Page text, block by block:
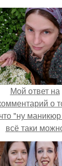
Мой ответ на
о
что "ну
всё таки
было бы